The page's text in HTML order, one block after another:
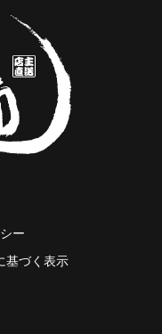
ー
基づく表示